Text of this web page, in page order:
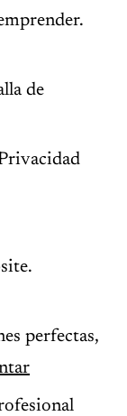
de
perfectas,